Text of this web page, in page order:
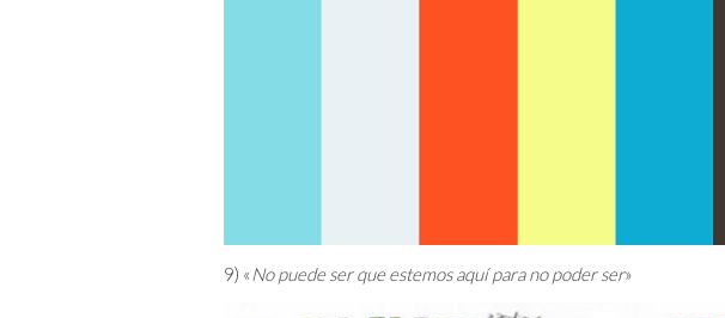
9) « No puede ser que estemos aquí para no poder ser»